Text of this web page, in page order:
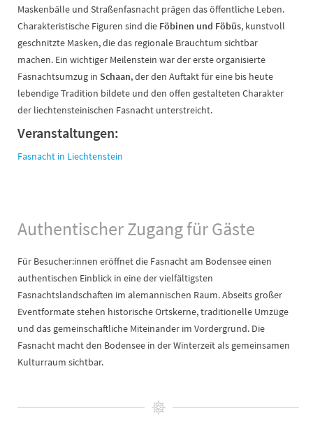
Maskenbälle und Straßenfasnacht prägen das öffentliche Leben.
Charakteristische Figuren sind die Föbinen und Föbüs, kunstvoll
geschnitzte Masken, die das regionale Brauchtum sichtbar
machen. Ein wichtiger Meilenstein war der erste organisierte
Fasnachtsumzug in Schaan, der den Auftakt für eine bis heute
lebendige Tradition bildete und den offen gestalteten Charakter
der liechtensteinischen Fasnacht unterstreicht.
Veranstaltungen:
Fasnacht in Liechtenstein
Authentischer Zugang für Gäste
Für Besucher:innen eröffnet die Fasnacht am Bodensee einen
authentischen Einblick in eine der vielfältigsten
Fasnachtslandschaften im alemannischen Raum. Abseits großer
Eventformate stehen historische Ortskerne, traditionelle Umzüge
und das gemeinschaftliche Miteinander im Vordergrund. Die
Fasnacht macht den Bodensee in der Winterzeit als gemeinsamen
Kulturraum sichtbar.